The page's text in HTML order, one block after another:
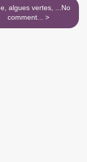
algues vertes, ...No
comment... >